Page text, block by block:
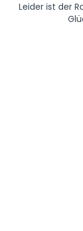
Leider ist der